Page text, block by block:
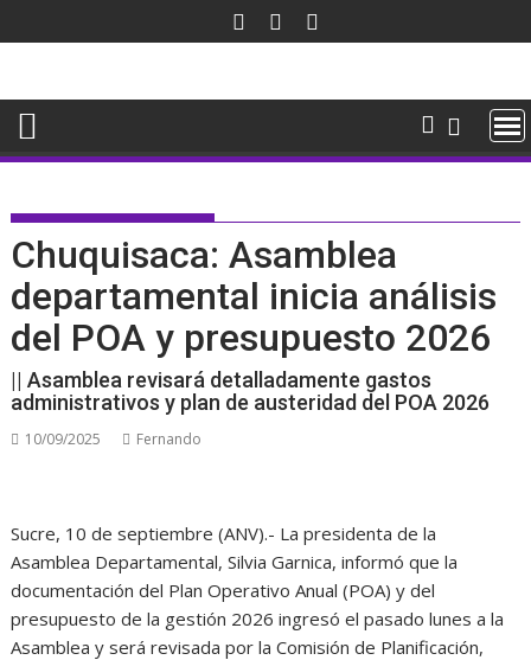
al
Chuquisaca: Asamblea
departamental inicia análisis
del POA y presupuesto 2026
|| Asamblea revisará detalladamente gastos
administrativos y plan de austeridad del POA 2026
10/09/2025 Fernando
Sucre, 10 de septiembre (ANV).- La presidenta de la
Asamblea Departamental, Silvia Garnica, informó que la
documentación del Plan Operativo Anual (POA) y del
presupuesto de la gestión 2026 ingresó el pasado lunes a la
Asamblea y será revisada por la Comisión de Planificación,